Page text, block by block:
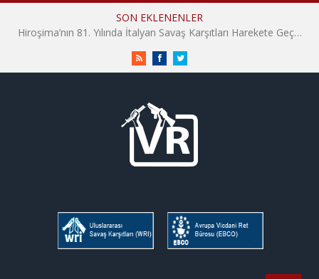
SON EKLENENLER
İHD İstanbul Şube Vicdani Ret Komisyonu: Vicdani Retçiler Olarak Destek İçin Buradayız!
RSS FacebookTwitter